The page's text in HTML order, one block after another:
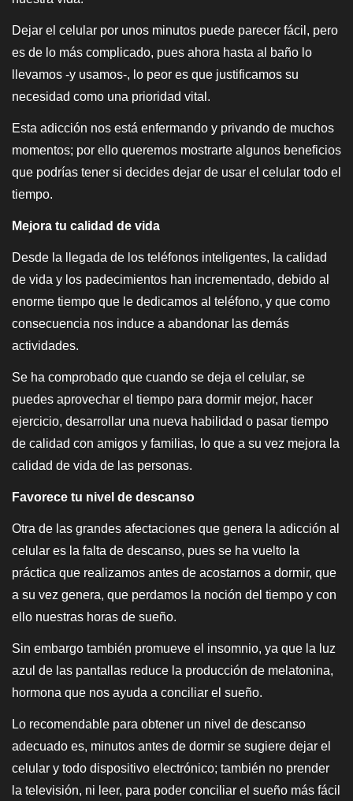
Dejar el celular por unos minutos puede parecer fácil, pero
es de lo más complicado, pues ahora hasta al baño lo
llevamos -y usamos-, lo peor es que justificamos su
necesidad como una prioridad vital.
Esta adicción nos está enfermando y privando de muchos
momentos; por ello queremos mostrarte algunos beneficios
que podrías tener si decides dejar de usar el celular todo el
tiempo.
Mejora tu calidad de vida
Desde la llegada de los teléfonos inteligentes, la calidad
de vida y los padecimientos han incrementado, debido al
enorme tiempo que le dedicamos al teléfono, y que como
consecuencia nos induce a abandonar las demás
actividades.
Se ha comprobado que cuando se deja el celular, se
puedes aprovechar el tiempo para dormir mejor, hacer
ejercicio, desarrollar una nueva habilidad o pasar tiempo
de calidad con amigos y familias, lo que a su vez mejora la
calidad de vida de las personas.
Favorece tu nivel de descanso
Otra de las grandes afectaciones que genera la adicción al
celular es la falta de descanso, pues se ha vuelto la
práctica que realizamos antes de acostarnos a dormir, que
a su vez genera, que perdamos la noción del tiempo y con
ello nuestras horas de sueño.
Sin embargo también promueve el insomnio, ya que la luz
azul de las pantallas reduce la producción de melatonina,
hormona que nos ayuda a conciliar el sueño.
Lo recomendable para obtener un nivel de descanso
adecuado es, minutos antes de dormir se sugiere dejar el
celular y todo dispositivo electrónico; también no prender
la televisión, ni leer, para poder conciliar el sueño más fácil